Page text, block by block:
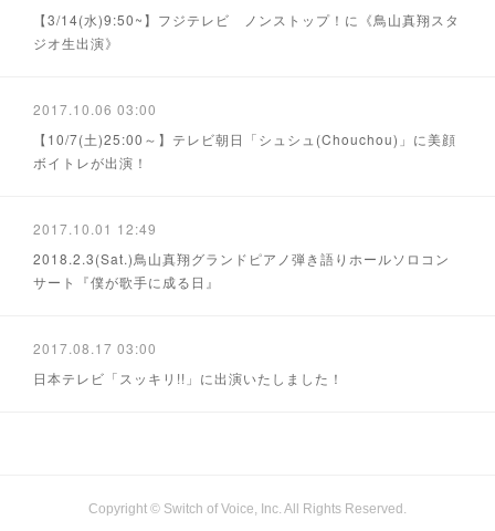
【3/14(水)9:50~】フジテレビ ノンストップ！に《鳥山真翔スタ
ジオ生出演》
2017.10.06 03:00
【10/7(土)25:00～】テレビ朝日「シュシュ(Chouchou)」に美顔
ボイトレが出演！
2017.10.01 12:49
2018.2.3(Sat.)鳥山真翔グランドピアノ弾き語りホールソロコン
サート『僕が歌手に成る日』
2017.08.17 03:00
日本テレビ「スッキリ!!」に出演いたしました！
Copyright © Switch of Voice, Inc. All Rights Reserved.